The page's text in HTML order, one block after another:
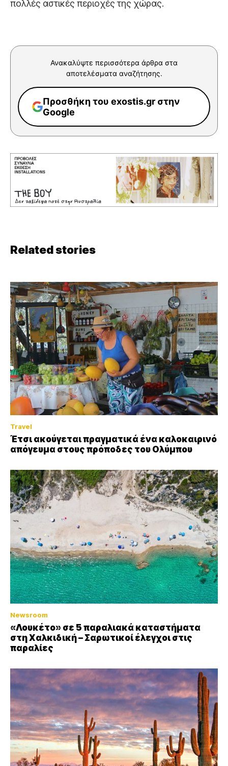
πολλές αστικές περιοχές της χώρας.
Ανακαλύψτε περισσότερα άρθρα στα
αποτελέσματα αναζήτησης.
Προσθήκη του exostis.gr στην
Google
Related stories
Travel
Έτσι ακούγεται πραγματικά ένα καλοκαιρινό
απόγευμα στους πρόποδες του Ολύμπου
Newsroom
«Λουκέτο» σε 5 παραλιακά καταστήματα
στη Χαλκιδική – Σαρωτικοί έλεγχοι στις
παραλίες